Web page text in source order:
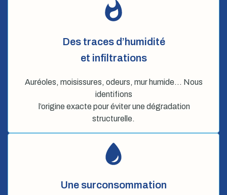
Des traces d’humidité
et infiltrations
Auréoles, moisissures, odeurs, mur humide… Nous
identifions
l’origine exacte pour éviter une dégradation
structurelle.
Une surconsommation